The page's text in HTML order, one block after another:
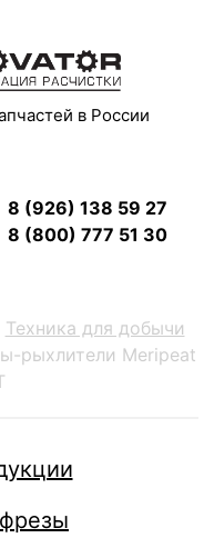
в России
8 (926) 138 59 27
8 (800) 777 51 30
Техника для добычи
рыхлители Meripeat